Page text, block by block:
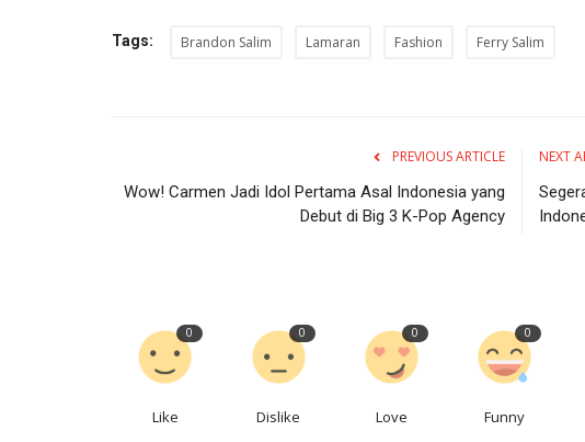
Tags: Brandon Salim Lamaran Fashion Ferry Salim
PREVIOUS ARTICLE
Wow! Carmen Jadi Idol Pertama Asal Indonesia yang
Debut di Big 3 K-Pop Agency
NEXT
0
Like
0
Dislike
0
Love
0
Funny